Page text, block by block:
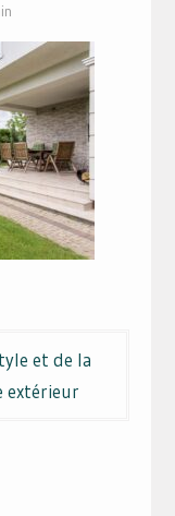
et de la
extérieur